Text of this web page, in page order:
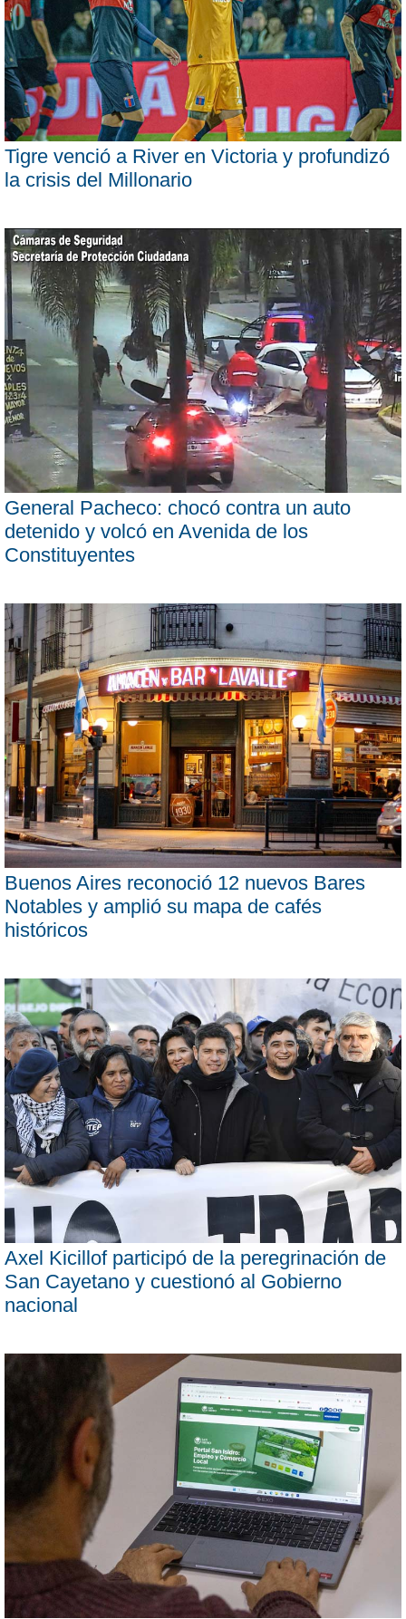
Tigre venció a River en Victoria y profundizó
la crisis del Millonario
General Pacheco: chocó contra un auto
detenido y volcó en Avenida de los
Constituyentes
Buenos Aires reconoció 12 nuevos Bares
Notables y amplió su mapa de cafés
históricos
Axel Kicillof participó de la peregrinación de
San Cayetano y cuestionó al Gobierno
nacional